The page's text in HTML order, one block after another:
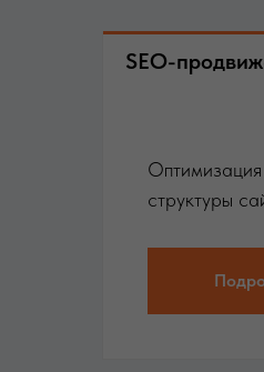
SEO-
Оптимизация
структуры